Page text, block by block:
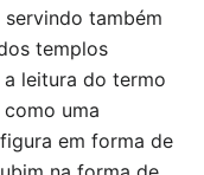
também
templos
leitura do termo
uma
em forma de